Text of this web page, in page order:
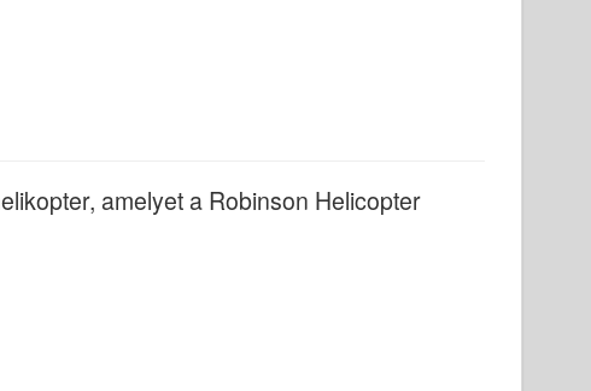
amelyet a Robinson Helicopter